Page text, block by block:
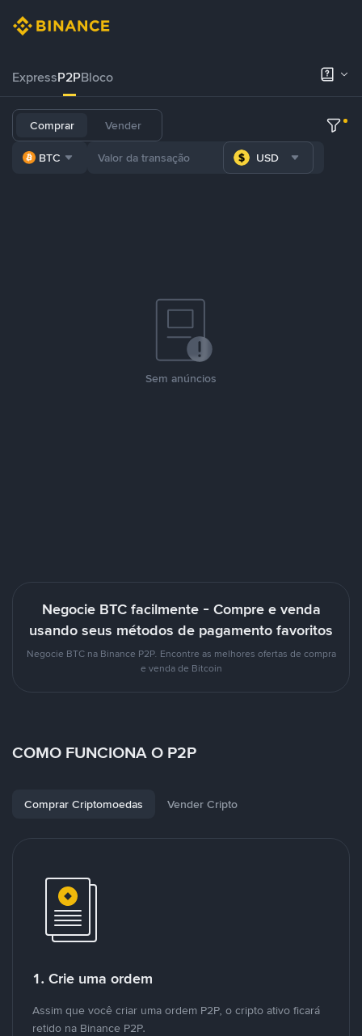
ExpressP2PBloco
Comprar Vender
BTC USD
Sem anúncios
Negocie BTC facilmente - Compre e venda
usando seus métodos de pagamento favoritos
Negocie BTC na Binance P2P. Encontre as melhores ofertas de compra
e venda de Bitcoin
COMO FUNCIONA O P2P
Comprar Criptomoedas Vender Cripto
1. Crie uma ordem
Assim que você criar uma ordem P2P, o cripto ativo ficará
retido na Binance P2P.